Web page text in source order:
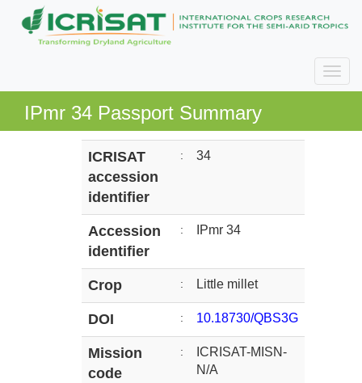
IPmr 34 Passport Summary
ICRISAT
accession
identifier
: 34
Accession
identifier
: IPmr 34
Crop : Little millet
DOI : 10.18730/QBS3G
Mission
code
:
ICRISAT-MISN-
N/A